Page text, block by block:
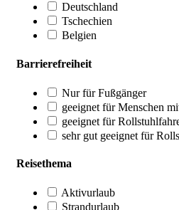
Deutschland
Tschechien
Belgien
Barrierefreiheit
Nur für Fußgänger
geeignet für Menschen
geeignet für
sehr gut geeignet für
Reisethema
Aktivurlaub
Strandurlaub